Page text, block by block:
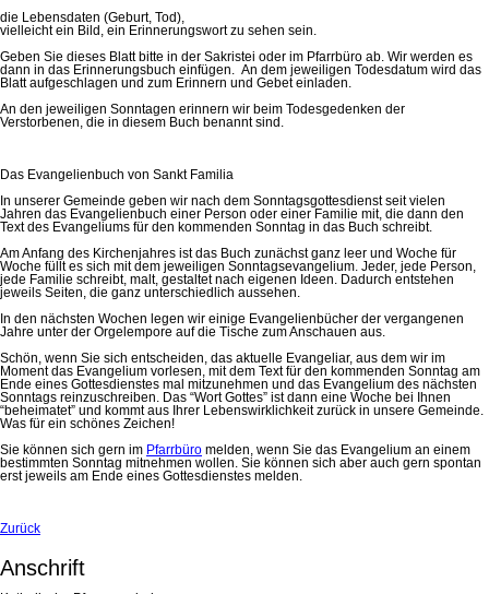
die Lebensdaten (Geburt, Tod),
vielleicht ein Bild, ein Erinnerungswort zu sehen sein.
Geben Sie dieses Blatt bitte in der Sakristei oder im Pfarrbüro ab. Wir werden es
dann in das Erinnerungsbuch einfügen. An dem jeweiligen Todesdatum wird das
Blatt aufgeschlagen und zum Erinnern und Gebet einladen.
An den jeweiligen Sonntagen erinnern wir beim Todesgedenken der
Verstorbenen, die in diesem Buch benannt sind.
Das Evangelienbuch von Sankt Familia
In unserer Gemeinde geben wir nach dem Sonntagsgottesdienst seit vielen
Jahren das Evangelienbuch einer Person oder einer Familie mit, die dann den
Text des Evangeliums für den kommenden Sonntag in das Buch schreibt.
Am Anfang des Kirchenjahres ist das Buch zunächst ganz leer und Woche für
Woche füllt es sich mit dem jeweiligen Sonntagsevangelium. Jeder, jede Person,
jede Familie schreibt, malt, gestaltet nach eigenen Ideen. Dadurch entstehen
jeweils Seiten, die ganz unterschiedlich aussehen.
In den nächsten Wochen legen wir einige Evangelienbücher der vergangenen
Jahre unter der Orgelempore auf die Tische zum Anschauen aus.
Schön, wenn Sie sich entscheiden, das aktuelle Evangeliar, aus dem wir im
Moment das Evangelium vorlesen, mit dem Text für den kommenden Sonntag am
Ende eines Gottesdienstes mal mitzunehmen und das Evangelium des nächsten
Sonntags reinzuschreiben. Das “Wort Gottes” ist dann eine Woche bei Ihnen
“beheimatet” und kommt aus Ihrer Lebenswirklichkeit zurück in unsere Gemeinde.
Was für ein schönes Zeichen!
Sie können sich gern im Pfarrbüro melden, wenn Sie das Evangelium an einem
bestimmten Sonntag mitnehmen wollen. Sie können sich aber auch gern spontan
erst jeweils am Ende eines Gottesdienstes melden.
Zurück
Anschrift